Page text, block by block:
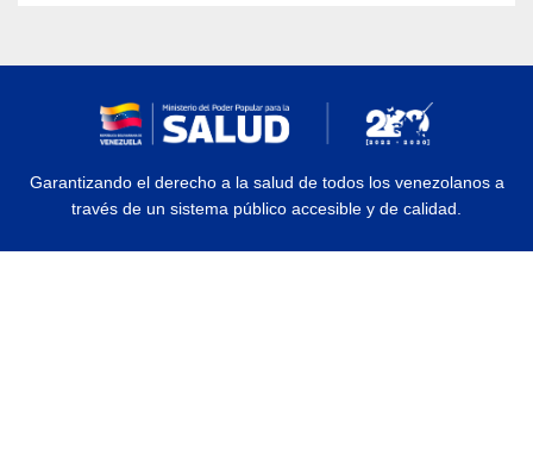
Garantizando el derecho a la salud de todos los venezolanos a
través de un sistema público accesible y de calidad.